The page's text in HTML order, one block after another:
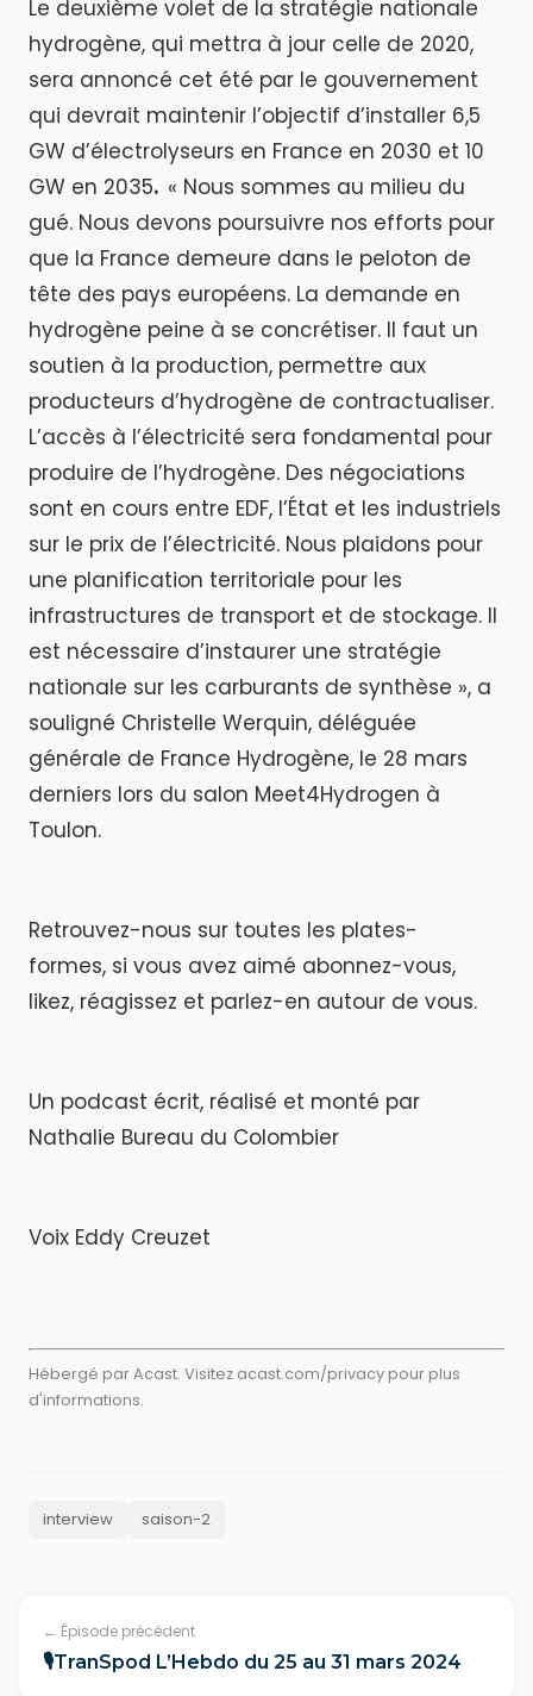
Le deuxième volet de la stratégie nationale
hydrogène, qui mettra à jour celle de 2020,
sera annoncé cet été par le gouvernement
qui devrait maintenir l’objectif d’installer 6,5
GW d’électrolyseurs en France en 2030 et 10
GW en 2035. « Nous sommes au milieu du
gué. Nous devons poursuivre nos efforts pour
que la France demeure dans le peloton de
tête des pays européens. La demande en
hydrogène peine à se concrétiser. Il faut un
soutien à la production, permettre aux
producteurs d’hydrogène de contractualiser.
L’accès à l’électricité sera fondamental pour
produire de l’hydrogène. Des négociations
sont en cours entre EDF, l’État et les industriels
sur le prix de l’électricité. Nous plaidons pour
une planification territoriale pour les
infrastructures de transport et de stockage. Il
est nécessaire d’instaurer une stratégie
nationale sur les carburants de synthèse », a
souligné Christelle Werquin, déléguée
générale de France Hydrogène, le 28 mars
derniers lors du salon Meet4Hydrogen à
Toulon.
Retrouvez-nous sur toutes les plates-
formes, si vous avez aimé abonnez-vous,
likez, réagissez et parlez-en autour de vous.
Un podcast écrit, réalisé et monté par
Nathalie Bureau du Colombier
Voix Eddy Creuzet
Hébergé par Acast. Visitez acast.com/privacy pour plus
d'informations.
interview saison-2
← Épisode précédent
🎙TranSpod L’Hebdo du 25 au 31 mars 2024